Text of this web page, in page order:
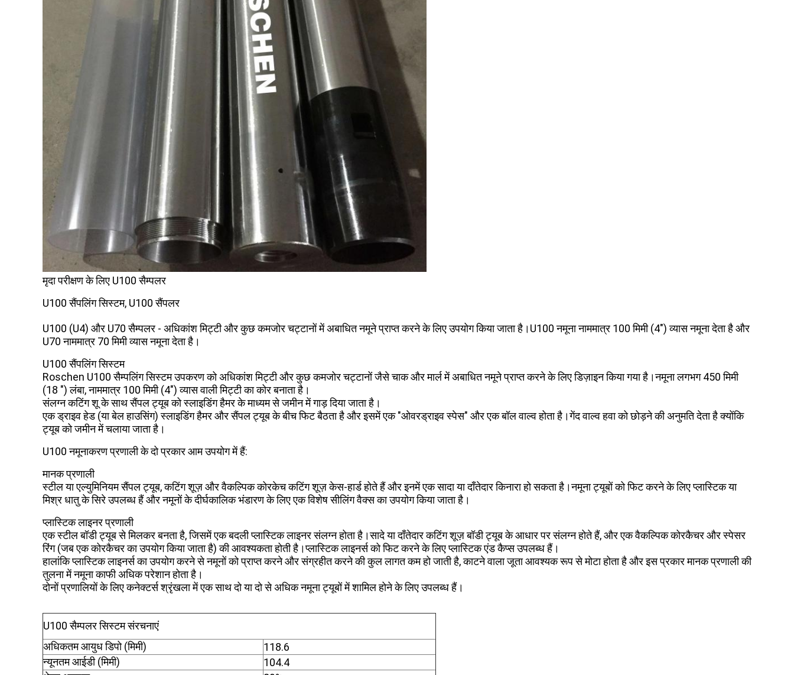
मृदा परीक्षण के लिए U100 सैम्पलर
U100 सैंपलिंग सिस्टम, U100 सैंपलर
U100 (U4) और U70 सैम्पलर - अधिकांश मिट्टी और कुछ कमजोर चट्टानों में अबाधित नमूने प्राप्त करने के लिए उपयोग किया जाता है।U100 नमूना नाममात्र 100 मिमी (4") व्यास नमूना देता है और
U70 नाममात्र 70 मिमी व्यास नमूना देता है।
U100 सैंपलिंग सिस्टम
Roschen U100 सैम्पलिंग सिस्टम उपकरण को अधिकांश मिट्टी और कुछ कमजोर चट्टानों जैसे चाक और मार्ल में अबाधित नमूने प्राप्त करने के लिए डिज़ाइन किया गया है।नमूना लगभग 450 मिमी
(18 ") लंबा, नाममात्र 100 मिमी (4") व्यास वाली मिट्टी का कोर बनाता है।
संलग्न कटिंग शू के साथ सैंपल ट्यूब को स्लाइडिंग हैमर के माध्यम से जमीन में गाड़ दिया जाता है।
एक ड्राइव हेड (या बेल हाउसिंग) स्लाइडिंग हैमर और सैंपल ट्यूब के बीच फिट बैठता है और इसमें एक "ओवरड्राइव स्पेस" और एक बॉल वाल्व होता है।गेंद वाल्व हवा को छोड़ने की अनुमति देता है क्योंकि
ट्यूब को जमीन में चलाया जाता है।
U100 नमूनाकरण प्रणाली के दो प्रकार आम उपयोग में हैं:
मानक प्रणाली
स्टील या एल्युमिनियम सैंपल ट्यूब, कटिंग शूज़ और वैकल्पिक कोरकेच कटिंग शूज़ केस-हार्ड होते हैं और इनमें एक सादा या दाँतेदार किनारा हो सकता है।नमूना ट्यूबों को फिट करने के लिए प्लास्टिक या
मिश्र धातु के सिरे उपलब्ध हैं और नमूनों के दीर्घकालिक भंडारण के लिए एक विशेष सीलिंग वैक्स का उपयोग किया जाता है।
प्लास्टिक लाइनर प्रणाली
एक स्टील बॉडी ट्यूब से मिलकर बनता है, जिसमें एक बदली प्लास्टिक लाइनर संलग्न होता है।सादे या दाँतेदार कटिंग शूज़ बॉडी ट्यूब के आधार पर संलग्न होते हैं, और एक वैकल्पिक कोरकैचर और स्पेसर
रिंग (जब एक कोरकैचर का उपयोग किया जाता है) की आवश्यकता होती है।प्लास्टिक लाइनर्स को फिट करने के लिए प्लास्टिक एंड कैप्स उपलब्ध हैं।
हालांकि प्लास्टिक लाइनर्स का उपयोग करने से नमूनों को प्राप्त करने और संग्रहीत करने की कुल लागत कम हो जाती है, काटने वाला जूता आवश्यक रूप से मोटा होता है और इस प्रकार मानक प्रणाली की
तुलना में नमूना काफी अधिक परेशान होता है।
दोनों प्रणालियों के लिए कनेक्टर्स श्रृंखला में एक साथ दो या दो से अधिक नमूना ट्यूबों में शामिल होने के लिए उपलब्ध हैं।
U100 सैम्पलर सिस्टम संरचनाएं
अधिकतम आयुध डिपो (मिमी)
118.6
न्यूनतम आईडी (मिमी)
104.4